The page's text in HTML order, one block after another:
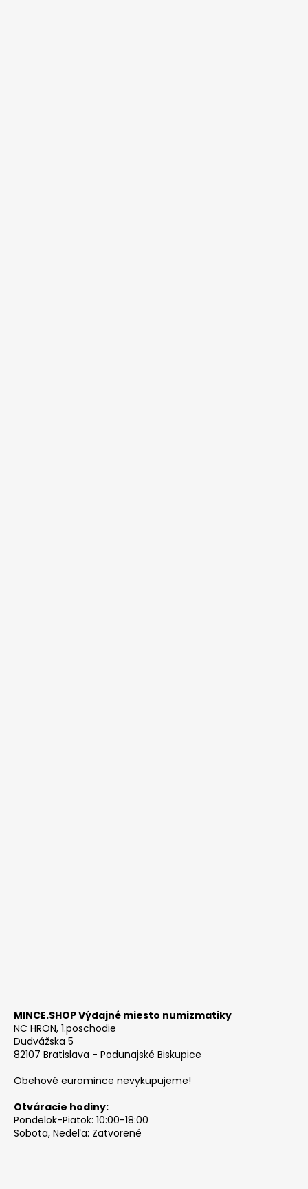
MINCE.SHOP Výdajné miesto numizmatiky
NC HRON, 1.poschodie
Dudvážska 5
82107 Bratislava - Podunajské Biskupice
Obehové euromince nevykupujeme!
Otváracie hodiny:
Pondelok-Piatok: 10:00-18:00
Sobota, Nedeľa: Zatvorené